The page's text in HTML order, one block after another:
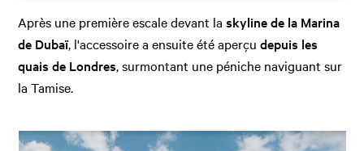
Après une première escale devant laskyline de la Marina
de Dubaï, l'accessoire a ensuite été aperçu depuis les
quais de Londres, surmontant une péniche naviguant sur
la Tamise.